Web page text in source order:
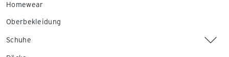
Homewear
Oberbekleidung
Schuhe